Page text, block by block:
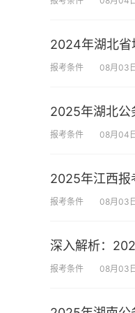
2024年湖北省
报考条件 08月03
2025年湖北公
报考条件 08月04
2025年江西报
报考条件 08月03
深入解析：
报考条件 08月03